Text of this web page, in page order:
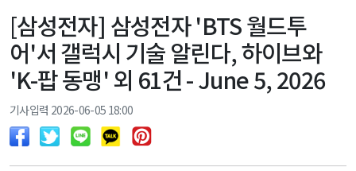
[삼성전자] 삼성전자 'BTS 월드투
어'서 갤럭시 기술 알린다, 하이브와
'K-팝 동맹' 외 61건 - June 5, 2026
기사입력 2026-06-05 18:00